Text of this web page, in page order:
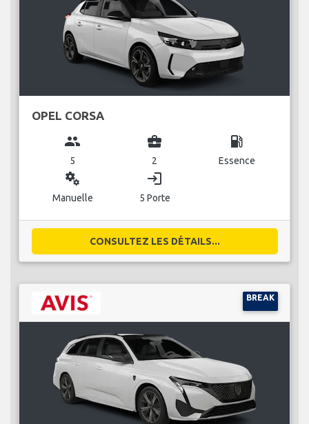
OPEL CORSA
group
5
business_center
2
local_gas_station
Essence
miscellaneous_services
Manuelle
login
5 Porte
CONSULTEZ LES DÉTAILS...
BREAK